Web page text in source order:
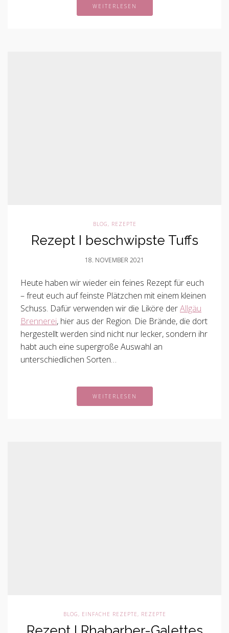
WEITERLESEN
BLOG, REZEPTE
Rezept I beschwipste Tuffs
18. NOVEMBER 2021
Heute haben wir wieder ein feines Rezept für euch
– freut euch auf feinste Plätzchen mit einem kleinen
Schuss. Dafür verwenden wir die Liköre derAllgäu
Brennerei, hier aus der Region. Die Brände, die dort
hergestellt werden sind nicht nur lecker, sondern ihr
habt auch eine supergroße Auswahl an
unterschiedlichen Sorten…
WEITERLESEN
BLOG, EINFACHE REZEPTE, REZEPTE